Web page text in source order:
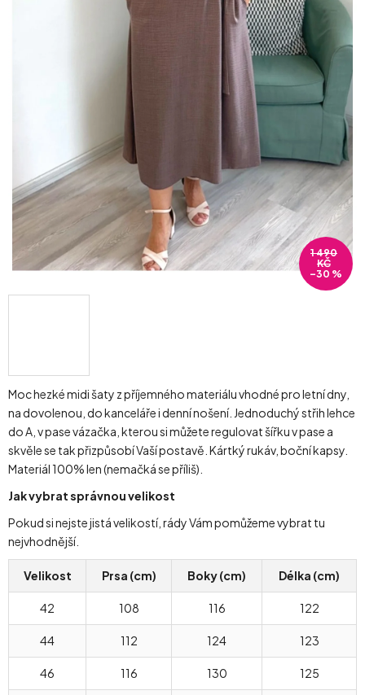
Moc hezké midi šaty z příjemného materiálu vhodné pro letní dny,
na dovolenou, do kanceláře i denní nošení. Jednoduchý střih lehce
do A, v pase vázačka, kterou si můžete regulovat šířku v pase a
skvěle se tak přizpůsobí Vaší postavě. Kártký rukáv, boční kapsy.
Materiál 100% len (nemačká se příliš).
Jak vybrat správnou velikost
Pokud si nejste jistá velikostí, rády Vám pomůžeme vybrat tu
nejvhodnější.
Velikost Prsa (cm) Boky (cm) Délka (cm)
42 108 116 122
44 112 124 123
46 116 130 125
1 490
KČ
–30 %